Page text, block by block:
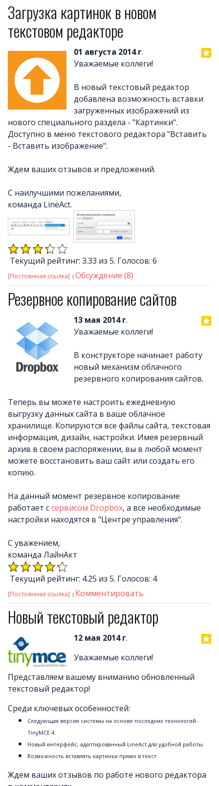
Загрузка картинок в новом
текстовом редакторе
01 августа 2014 г.
Уважаемые коллеги!
В новый текстовый редактор
добавлена возможность вставки
загруженных изображений из
нового специального раздела - "Картинки".
Доступно в меню текстового редактора "Вставить
- Вставить изображение".
Ждем ваших отзывов и предложений.
С наилучшими пожеланиями,
команда LineAct.
Текущий рейтинг: 3.33 из 5. Голосов: 6
[Постоянная ссылка] Обсуждение (8)
Резервное копирование сайтов
13 мая 2014 г.
Уважаемые коллеги!
В конструкторе начинает работу
новый механизм облачного
резервного копирования сайтов.
Теперь вы можете настроить ежедневную
выгрузку данных сайта в ваше облачное
хранилище. Копируются все файлы сайта, текстовая
информация, дизайн, настройки. Имея резервный
архив в своем распоряжении, вы в любой момент
можете восстановить ваш сайт или создать его
копию.
На данный момент резервное копирование
работает ссервисом Dropbox, а все необходимые
настройки находятся в "Центре управления".
С уважением,
команда ЛайнАкт
Текущий рейтинг: 4.25 из 5. Голосов: 4
[Постоянная ссылка] Комментировать
Новый текстовый редактор
12 мая 2014 г.
Уважаемые коллеги!
Представляем вашему вниманию обновленный
текстовый редактор!
Среди ключевых особенностей:
Следующая версия системы на основе последних технологий -
TinyMCE 4.
Новый интерфейс, адаптированный LineAct для удобной работы.
Возможность вставлять картинки прямо в текст.
Ждем ваших отзывов по работе нового редактора